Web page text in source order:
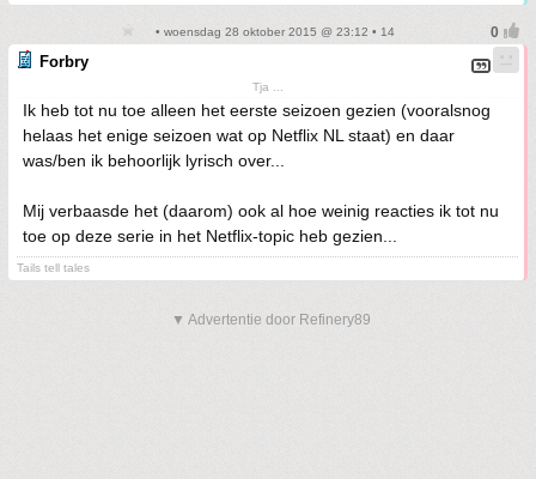
• woensdag 28 oktober 2015 @ 23:12 • 14
Forbry
Tja ...
Ik heb tot nu toe alleen het eerste seizoen gezien (vooralsnog
helaas het enige seizoen wat op Netflix NL staat) en daar
was/ben ik behoorlijk lyrisch over...
Mij verbaasde het (daarom) ook al hoe weinig reacties ik tot nu
toe op deze serie in het Netflix-topic heb gezien...
Tails tell tales
▼ Advertentie door Refinery89